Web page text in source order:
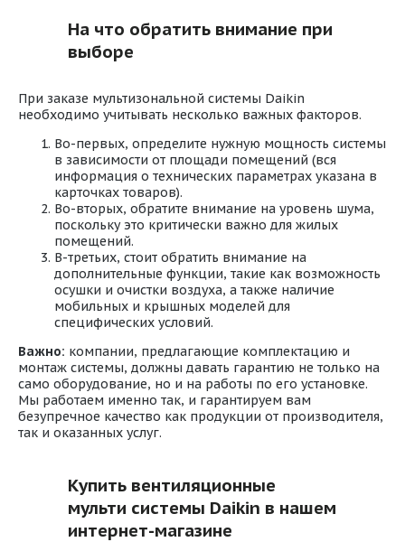
На что обратить внимание при
выборе
При заказе мультизональной системы Daikin
необходимо учитывать несколько важных факторов.
Во-первых, определите нужную мощность системы
в зависимости от площади помещений (вся
информация о технических параметрах указана в
карточках товаров).
Во-вторых, обратите внимание на уровень шума,
поскольку это критически важно для жилых
помещений.
В-третьих, стоит обратить внимание на
дополнительные функции, такие как возможность
осушки и очистки воздуха, а также наличие
мобильных и крышных моделей для
специфических условий.
Важно: компании, предлагающие комплектацию и
монтаж системы, должны давать гарантию не только на
само оборудование, но и на работы по его установке.
Мы работаем именно так, и гарантируем вам
безупречное качество как продукции от производителя,
так и оказанных услуг.
Купить вентиляционные
мульти системы Daikin в нашем
интернет-магазине